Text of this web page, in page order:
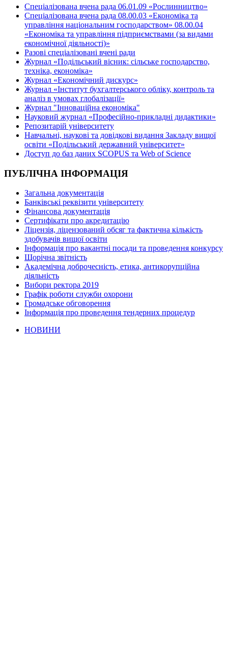
Спеціалізована вчена рада 06.01.09 «Рослинництво»
Спеціалізована вчена рада 08.00.03 «Економіка та
управління національним господарством» 08.00.04
«Економіка та управління підприємствами (за видами
економічної діяльності)»
Разові спеціалізовані вчені ради
Журнал «Подільський вісник: сільське господарство,
техніка, економіка»
Журнал «Економічний дискурс»
Журнал «Інститут бухгалтерського обліку, контроль та
аналіз в умовах глобалізації»
Журнал "Інноваційна економіка"
Науковий журнал «Професійно-прикладні дидактики»
Репозитарій університету
Навчальні, наукові та довідкові видання Закладу вищої
освіти «Подільський державний університет»
Доступ до баз даних SCOPUS та Web of Science
ПУБЛІЧНА ІНФОРМАЦІЯ
Загальна документація
Банківські реквізити університету
Фінансова документація
Сертифікати про акредитацію
Ліцензія, ліцензований обсяг та фактична кількість
здобувачів вищої освіти
Інформація про вакантні посади та проведення конкурсу
Щорічна звітність
Академічна доброчесність, етика, антикорупційна
діяльність
Вибори ректора 2019
Графік роботи служби охорони
Громадське обговорення
Інформація про проведення тендерних процедур
НОВИНИ